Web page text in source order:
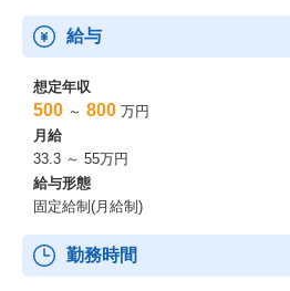
Slack
GitHub
Google Workspace
＜PC＞
Mac（Windows経験のみの方も歓迎）
※新しい技術を積極的に導入し、モダ
す。
ゴーガの魅力
＜技術力の向上＞
給与
想定年収
500 ～ 800 万円
月給
33.3 ～ 55万円
給与形態
固定給制(月給制)
勤務時間